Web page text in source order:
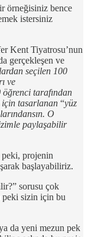
örneğisiniz bence
istersiniz
Kent Tiyatrosu’nun
gerçekleşen ve
seçilen 100
ve
tarafından
için tasarlanan “yüz
O
paylaşabilir
peki, projenin
başlayabiliriz.
sorusu çok
sizin için bu
da yeni mezun pek